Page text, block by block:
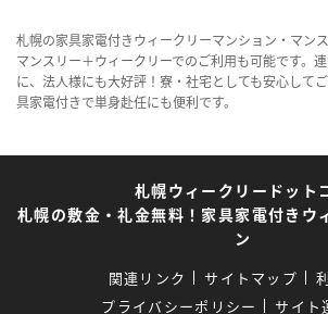
札幌の家具家電付きウィークリーマンション・マン
マンスリー＋ウィークリーでのご利用も可能です。
に、法人様にも大好評！寮・社宅としても安心して
具家電付きで単身赴任にも便利です。
札幌ウィークリードット
札幌の敷金・礼金無料！家具家電付きウ
ン
関連リンク サイトマップ
プライバシーポリシー
サイト